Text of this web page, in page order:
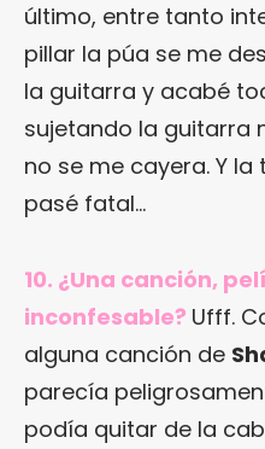
último, entre tanto
pillar la púa se me
la guitarra y acabé
sujetando la guitarra
no se me cayera. Y la
pasé fatal…
10. ¿Una canción,
inconfesable? Ufff.
alguna canción de
parecía
podía quitar de la